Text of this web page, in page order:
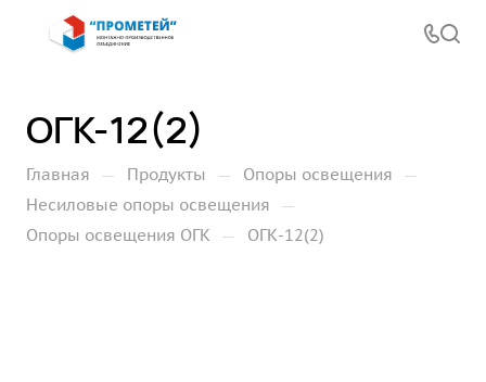
ОГК-12(2)
Главная — Продукты — Опоры освещения —
Несиловые опоры освещения —
Опоры освещения ОГК — ОГК-12(2)